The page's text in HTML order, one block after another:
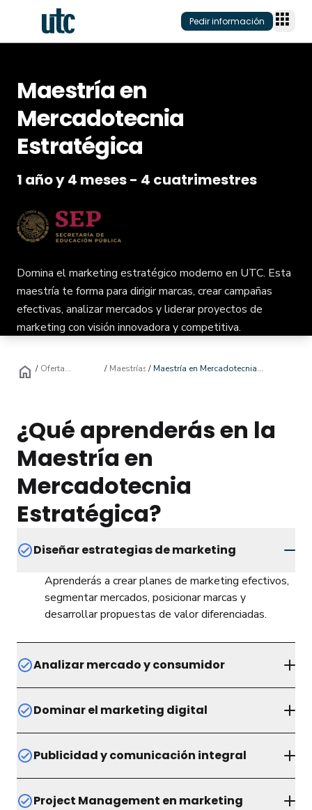
Pedir información
Plantel físico
Blog
Eventos
Titulación
Preguntas
Admisiones
Maestría en
Mercadotecnia
Estratégica
1 año y 4 meses - 4 cuatrimestres
Domina el marketing estratégico moderno en UTC. Esta
maestría te forma para dirigir marcas, crear campañas
efectivas, analizar mercados y liderar proyectos de
marketing con visión innovadora y competitiva.
A Distancia
Inscríbete ya
home / Oferta
/ Maestrías / Maestría en Mercadotecnia
¿Qué aprenderás en la
Maestría en
Mercadotecnia
Estratégica?
Diseñar estrategias de marketing
Aprenderás a crear planes de marketing efectivos,
segmentar mercados, posicionar marcas y
desarrollar propuestas de valor diferenciadas.
Analizar mercado y consumidor
mercados, aplicar neuromarketing y utilizar datos
para tomar decisiones acertadas.
Dominar el marketing digital
campañas en línea, comercio digital y comunicación
integral de marca.
Publicidad y comunicación integral
de ventas, comunicación corporativa y
Project Management en marketing